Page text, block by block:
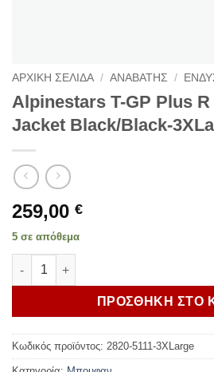
ΑΡΧΙΚΗ ΣΕΛΙΔΑ / ΑΝΑΒΑΤΗΣ /
Alpinestars T-GP Plus
Jacket Black/Black-
259,00 €
5 σε απόθεμα
Alpinestars T-GP Plus R v3 Riding
ΠΡΟΣΘΗΚΗ ΣΤΟ
Κωδικός προϊόντος: 2820-5111-3XLarge